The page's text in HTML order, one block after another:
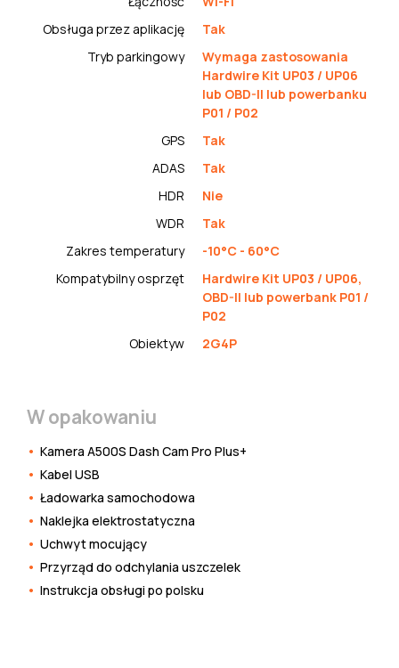
Obsługa przez aplikację
Tak
Tryb parkingowy
Wymaga zastosowania
Hardwire Kit UP03 / UP06
lub OBD-II lub powerbanku
P01 / P02
GPS
Tak
ADAS
Tak
HDR
Nie
WDR
Tak
Zakres temperatury
-10°C - 60°C
Kompatybilny osprzęt
Hardwire Kit UP03 / UP06,
OBD-II lub powerbank P01 /
P02
Obiektyw
2G4P
W opakowaniu
Kamera A500S Dash Cam Pro Plus+
Kabel USB
Ładowarka samochodowa
Naklejka elektrostatyczna
Uchwyt mocujący
Przyrząd do odchylania uszczelek
Instrukcja obsługi po polsku